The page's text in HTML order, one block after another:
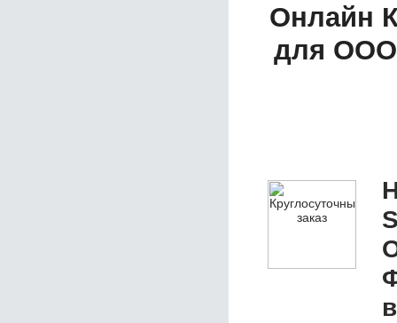
Онлайн
для ООО